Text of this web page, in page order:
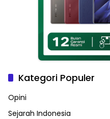
Kategori Populer
Opini
Sejarah Indonesia